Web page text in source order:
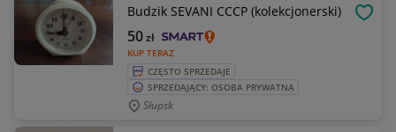
Budzik SEVANI CCCP (kolekcjonerski)
KUP TERAZ
50zł
CZĘSTO SPRZEDAJE
SPRZEDAJĄCY: OSOBA PRYWATNA
Słupsk